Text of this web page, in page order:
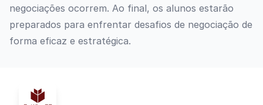
negociações ocorrem. Ao final, os alunos estarão
preparados para enfrentar desafios de negociação de
forma eficaz e estratégica.